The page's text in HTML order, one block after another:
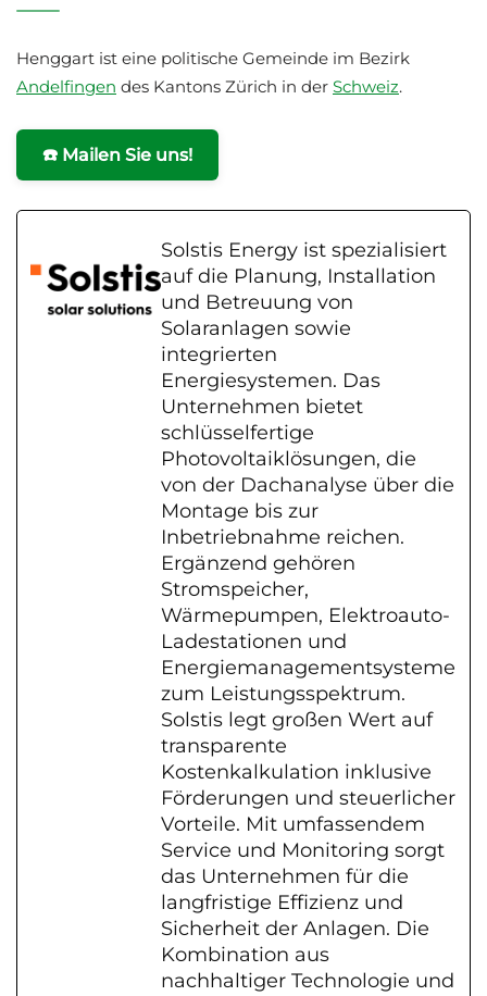
Henggart ist eine politische Gemeinde im Bezirk
Andelfingen des Kantons Zürich in der Schweiz.
☎️ Mailen Sie uns!
Solstis Energy ist spezialisiert
auf die Planung, Installation
und Betreuung von
Solaranlagen sowie
integrierten
Energiesystemen. Das
Unternehmen bietet
schlüsselfertige
Photovoltaiklösungen, die
von der Dachanalyse über die
Montage bis zur
Inbetriebnahme reichen.
Ergänzend gehören
Stromspeicher,
Wärmepumpen, Elektroauto-
Ladestationen und
Energiemanagementsysteme
zum Leistungsspektrum.
Solstis legt großen Wert auf
transparente
Kostenkalkulation inklusive
Förderungen und steuerlicher
Vorteile. Mit umfassendem
Service und Monitoring sorgt
das Unternehmen für die
langfristige Effizienz und
Sicherheit der Anlagen. Die
Kombination aus
nachhaltiger Technologie und